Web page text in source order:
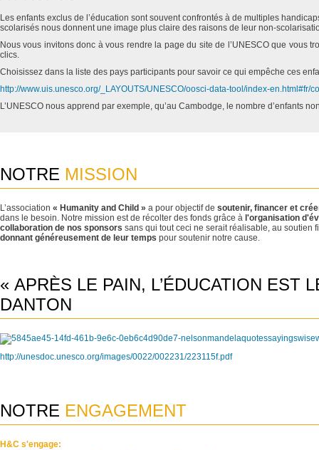
Les enfants exclus de l’éducation sont souvent confrontés à de multiples
scolarisés nous donnent une image plus claire des raisons de leur non-
Nous vous invitons donc à vous rendre la page du site de l’UNESCO que vous
clics.
Choisissez dans la liste des pays participants pour savoir ce qui empêche ces
http://www.uis.unesco.org/_LAYOUTS/UNESCO/oosci-data-tool/index-en.html#fr/
L’UNESCO nous apprend par exemple, qu’au Cambodge, le nombre
NOTRE MISSION
L’association « Humanity and Child » a pour objectif de soutenir, financer et
dans le besoin. Notre mission est de récolter des fonds grâce à l'organisation
collaboration de nos sponsors sans qui tout ceci ne serait réalisable, au
donnant généreusement de leur temps pour soutenir notre cause.
« APRÈS LE PAIN, L’ÉDUCATION EST
DANTON
http://unesdoc.unesco.org/images/0022/002231/223115f.pdf
NOTRE ENGAGEMENT
H&C s'engage: